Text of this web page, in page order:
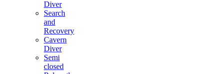
Diver
Search
and
Recovery
Cavern
Diver
Semi
closed